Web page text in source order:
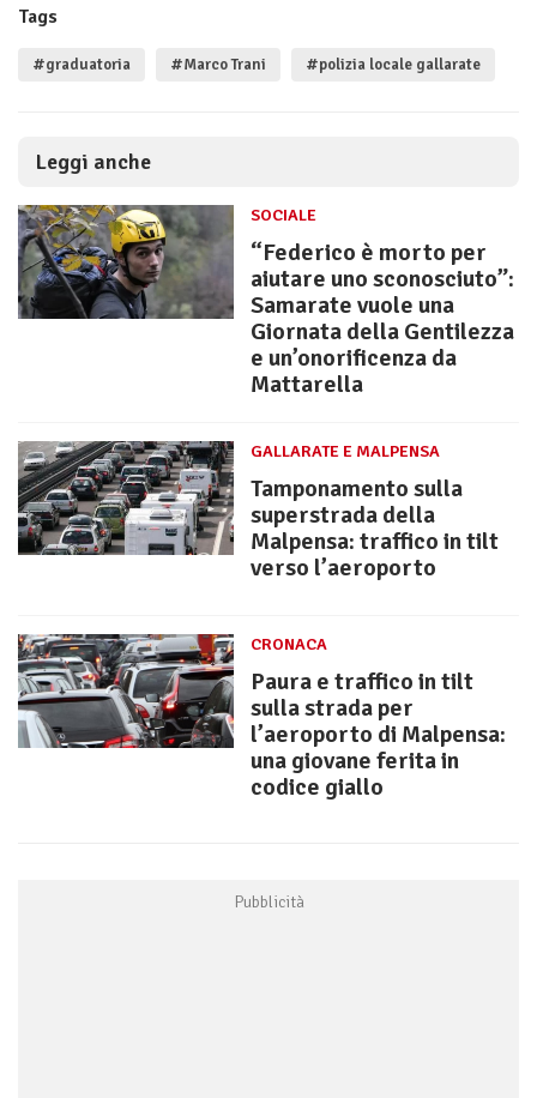
Tags
#graduatoria #Marco Trani #polizia locale gallarate
Leggi anche
SOCIALE
“Federico è morto per
aiutare uno sconosciuto”:
Samarate vuole una
Giornata della Gentilezza
e un’onorificenza da
Mattarella
GALLARATE E MALPENSA
Tamponamento sulla
superstrada della
Malpensa: traffico in tilt
verso l’aeroporto
CRONACA
Paura e traffico in tilt
sulla strada per
l’aeroporto di Malpensa:
una giovane ferita in
codice giallo